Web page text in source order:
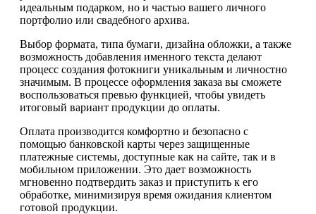
идеальным подарком, но и частью вашего личного
портфолио или свадебного архива.
Выбор формата, типа бумаги, дизайна обложки, а также
возможность добавления именного текста делают
процесс создания фотокниги уникальным и личностно
значимым. В процессе оформления заказа вы сможете
воспользоваться превью функцией, чтобы увидеть
итоговый вариант продукции до оплаты.
Оплата производится комфортно и безопасно с
помощью банковской карты через защищенные
платежные системы, доступные как на сайте, так и в
мобильном приложении. Это дает возможность
мгновенно подтвердить заказ и приступить к его
обработке, минимизируя время ожидания клиентом
готовой продукции.